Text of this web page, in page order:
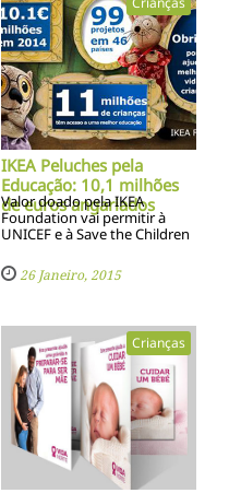
IKEA Peluches pela
Educação: 10,1 milhões
de euros angariados
Valor doado pela IKEA
Foundation vai permitir à
UNICEF e à Save the Children
crianças em 18 países
26 Janeiro, 2015
Crianças